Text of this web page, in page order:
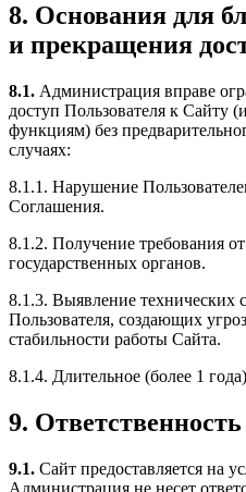
8. Основания для
и прекращения
8.1. Администрация вправе
доступ Пользователя к Сайту
функциям) без
случаях:
8.1.1. Нарушение
Соглашения.
8.1.2. Получение требования
государственных органов.
8.1.3. Выявление технических
Пользователя, создающих
стабильности работы Сайта.
8.1.4. Длительное (более 1
9.
9.1. Сайт предоставляется на